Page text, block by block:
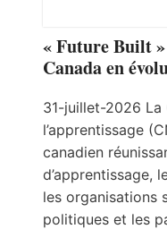
« Future Built
Canada en
31-juillet-2026 La
l’apprentissage
canadien
d’apprentissage,
les organisations
politiques et les